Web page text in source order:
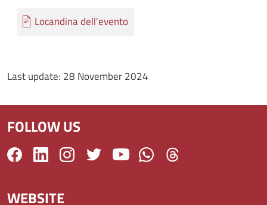
Documento
Locandina dell'evento
Last update: 28 November 2024
FOLLOW US
WEBSITE